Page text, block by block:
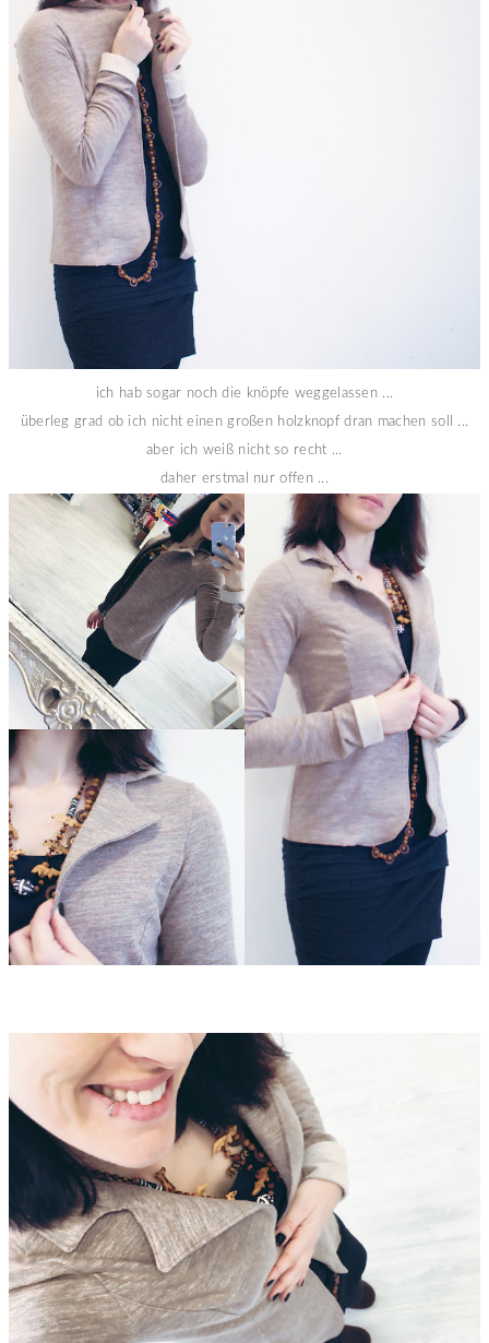
ich hab sogar noch die knöpfe weggelassen ...
überleg grad ob ich nicht einen großen holzknopf dran machen soll ...
aber ich weiß nicht so recht ...
daher erstmal nur offen ...